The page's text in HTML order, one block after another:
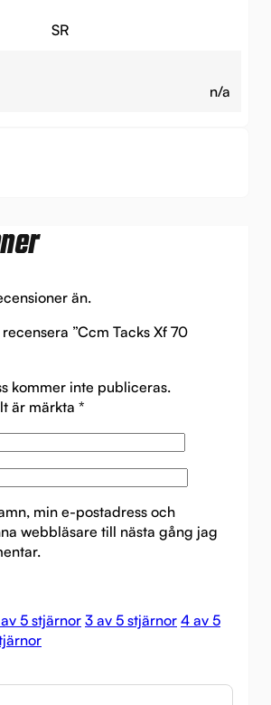
SR
n/a
än.
”Ccm Tacks Xf 70
kommer inte publiceras.
är märkta *
min e-postadress och
webbläsare till nästa gång jag
5 stjärnor 3 av 5 stjärnor 4 av 5